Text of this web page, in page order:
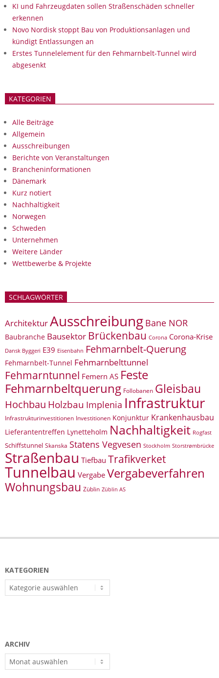
KI und Fahrzeugdaten sollen Straßenschäden schneller
erkennen
Novo Nordisk stoppt Bau von Produktionsanlagen und
kündigt Entlassungen an
Erstes Tunnelelement für den Fehmarnbelt-Tunnel wird
abgesenkt
KATEGORIEN
Alle Beiträge
Allgemein
Ausschreibungen
Berichte von Veranstaltungen
Brancheninformationen
Dänemark
Kurz notiert
Nachhaltigkeit
Norwegen
Schweden
Unternehmen
Weitere Länder
Wettbewerbe & Projekte
SCHLAGWÖRTER
ArchitekturAusschreibung Bane NOR
Baubranche Bausektor Brückenbau Corona Corona-Krise
Dansk Byggeri E39 Eisenbahn Fehmarnbelt-Querung
Fehmarnbelt-Tunnel Fehmarnbelttunnel
Fehmarntunnel Femern AS Feste
Fehmarnbeltquerung Follobanen Gleisbau
Hochbau Holzbau Implenia Infrastruktur
Infrastrukturinvestitionen Investitionen Konjunktur Krankenhausbau
Lieferantentreffen Lynetteholm Nachhaltigkeit Rogfast
Schiffstunnel Skanska Statens Vegvesen Stockholm Storstrømbrücke
Straßenbau Tiefbau Trafikverket
Tunnelbau Vergabe Vergabeverfahren
Wohnungsbau Züblin Züblin AS
KATEGORIEN
Kategorien
ARCHIV
Archiv